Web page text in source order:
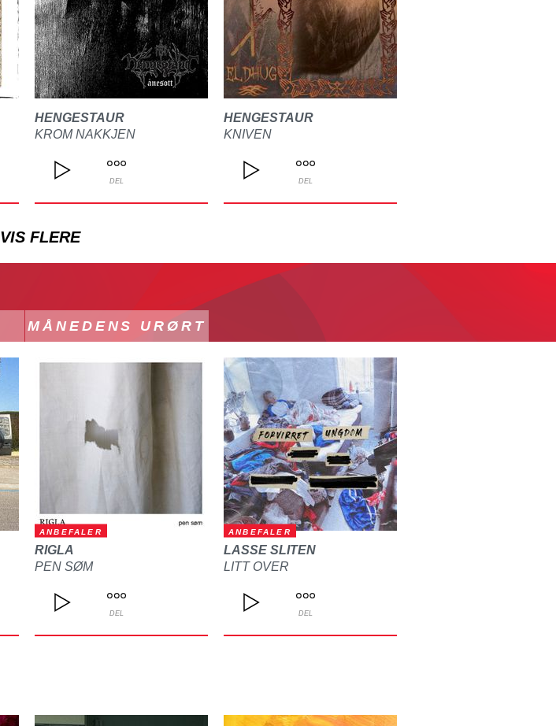
HENGESTAUR
KROM NAKKJEN
DEL
HENGESTAUR
KNIVEN
DEL
VIS FLERE
MÅNEDENS URØRT
ANBEFALER
RIGLA
PEN SØM
DEL
ANBEFALER
LASSE SLITEN
LITT OVER
DEL